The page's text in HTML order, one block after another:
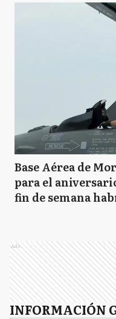
Base Aérea de
para el
fin de semana
Ads
INFORMACIÓN